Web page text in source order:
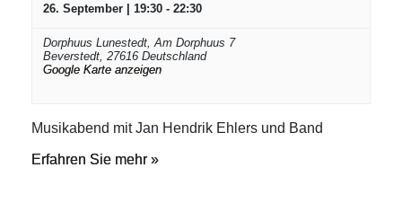
26. September | 19:30 - 22:30
Dorphuus Lunestedt, Am Dorphuus 7
Beverstedt 27616 Deutschland
Google Karte anzeigen
Musikabend mit Jan Hendrik Ehlers und Band
Erfahren Sie mehr »